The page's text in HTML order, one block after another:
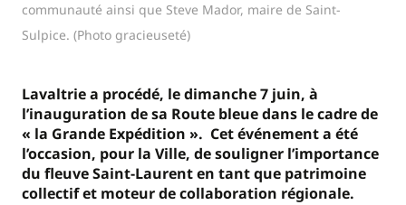
communauté ainsi que Steve Mador, maire de Saint-
Sulpice. (Photo gracieuseté)
Lavaltrie a procédé, le dimanche 7 juin, à
l’inauguration de sa Route bleue dans le cadre de
« la Grande Expédition ». Cet événement a été
l’occasion, pour la Ville, de souligner l’importance
du fleuve Saint-Laurent en tant que patrimoine
collectif et moteur de collaboration régionale.